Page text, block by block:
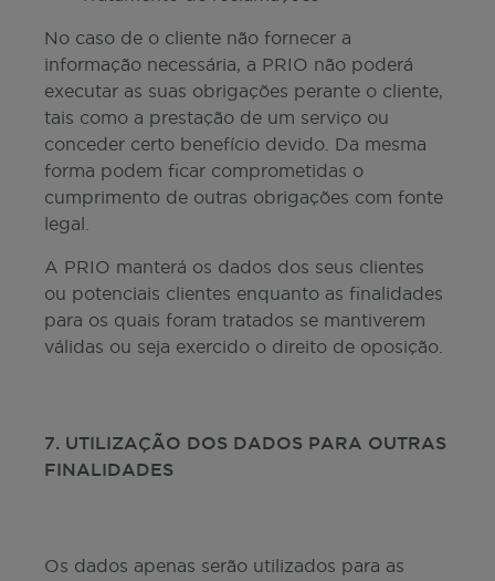
No caso de o cliente não fornecer a
informação necessária, a PRIO não poderá
executar as suas obrigações perante o cliente,
tais como a prestação de um serviço ou
conceder certo benefício devido. Da mesma
forma podem ficar comprometidas o
cumprimento de outras obrigações com fonte
legal.
A PRIO manterá os dados dos seus clientes
ou potenciais clientes enquanto as finalidades
para os quais foram tratados se mantiverem
válidas ou seja exercido o direito de oposição.
7. UTILIZAÇÃO DOS DADOS PARA OUTRAS
FINALIDADES
Os dados apenas serão utilizados para as